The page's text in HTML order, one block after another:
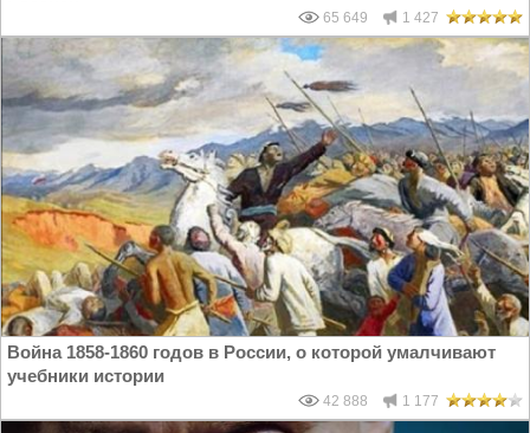
65 649 1 427
Война 1858-1860 годов в России, о которой умалчивают
учебники истории
42 888 1 177